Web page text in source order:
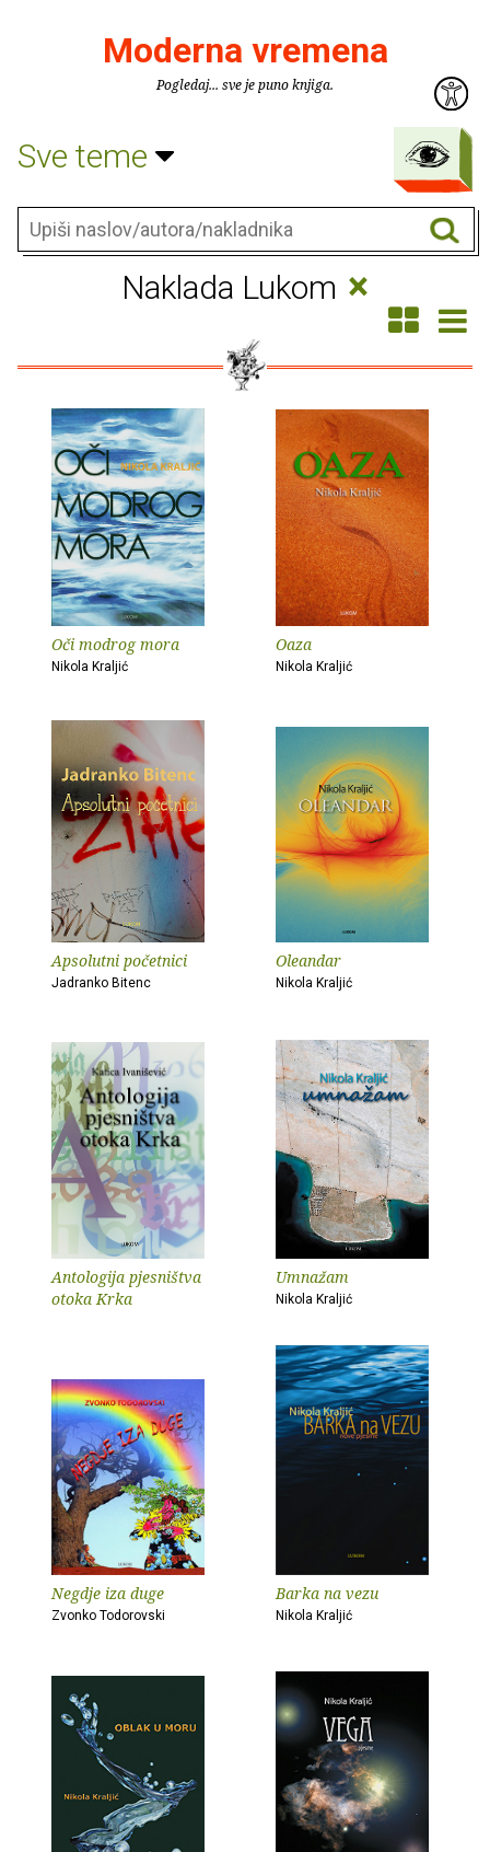
Moderna vremena
Pogledaj... sve je puno knjiga.
Sve teme
Naklada Lukom ×
Oči modrog mora
Nikola Kraljić
Oaza
Nikola Kraljić
Apsolutni početnici
Jadranko Bitenc
Oleandar
Nikola Kraljić
Antologija pjesništva
otoka Krka
Umnažam
Nikola Kraljić
Negdje iza duge
Zvonko Todorovski
Barka na vezu
Nikola Kraljić